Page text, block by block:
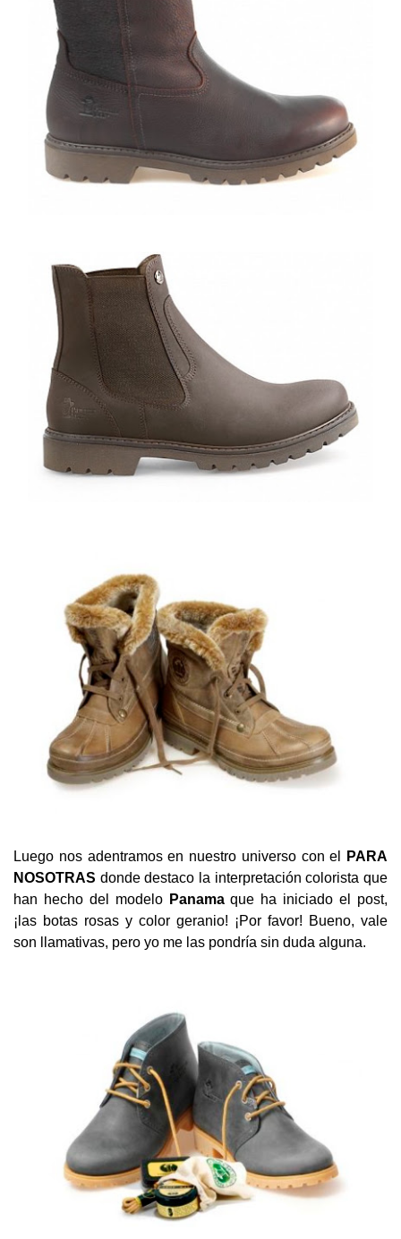
Luego nos adentramos en nuestro universo con el
PARA
NOSOTRAS donde destaco la interpretación colorista que
han hecho del modelo Panamaque ha iniciado el post,
¡las botas rosas y color geranio! ¡Por favor! Bueno, vale
son llamativas, pero yo me las pondría sin duda alguna.